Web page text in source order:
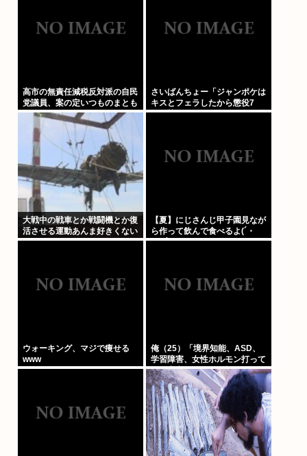
高市の無責任減税反対派の自民
党議員、案の定いつものまとも
なメンツだったwww
さいばんちょー「ジャンポケは
キスとフェラしたから懲役7
年！執行猶予なし！」←殺人並
大戦中の戦車とか戦闘機とか復
活させる運動あんま好きくない
【夏】にじさんじ甲子園見なが
ら作って飲んで食べるよ(´・
ω・`)
ウォーキング、マジで痩せる
www
俺（25）「境界知能、ASD、
学習障害、女性ホルモン打って
る、実家が細い、父親がアル
中」⇦こいつが何歳でジサツす
るか予想しようぜWW